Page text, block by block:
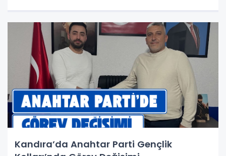
Kandıra’da Anahtar Parti Gençlik